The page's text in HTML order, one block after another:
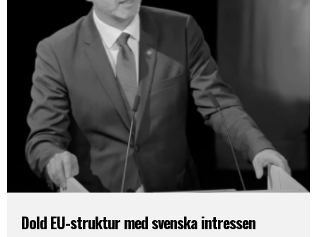
Dold EU-struktur med svenska intressen